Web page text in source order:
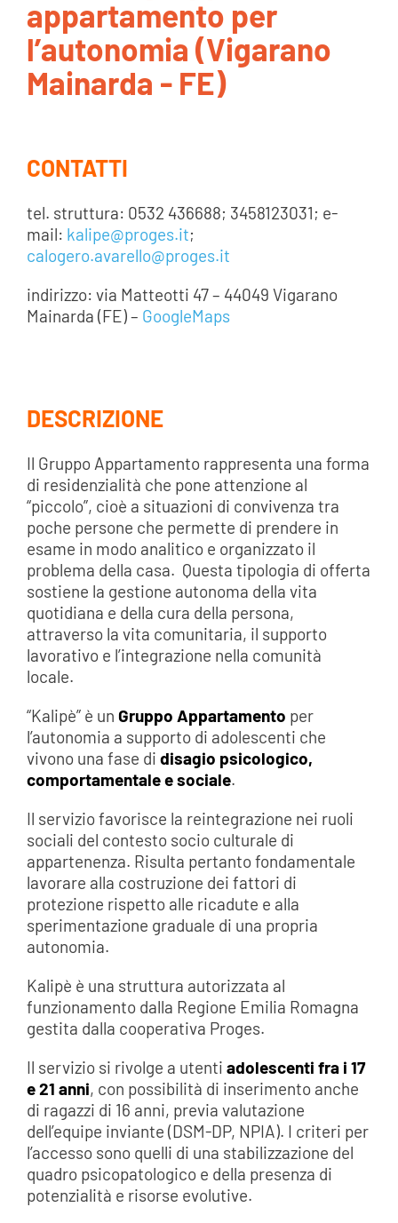
AREA SOCI
AREA RISERVATA
LAVORA CON NOI
appartamento per
l’autonomia (Vigarano
Mainarda - FE)
CONTATTI
tel. struttura: 0532 436688; 3458123031; e-
mail: kalipe@proges.it;
calogero.avarello@proges.it
indirizzo: via Matteotti 47 – 44049 Vigarano
Mainarda (FE) – GoogleMaps
DESCRIZIONE
Il Gruppo Appartamento rappresenta una forma
di residenzialità che pone attenzione al
“piccolo”, cioè a situazioni di convivenza tra
poche persone che permette di prendere in
esame in modo analitico e organizzato il
problema della casa. Questa tipologia di offerta
sostiene la gestione autonoma della vita
quotidiana e della cura della persona,
attraverso la vita comunitaria, il supporto
lavorativo e l’integrazione nella comunità
locale.
“Kalipè” è un Gruppo Appartamento per
l’autonomia a supporto di adolescenti che
vivono una fase di disagio psicologico,
comportamentale e sociale.
Il servizio favorisce la reintegrazione nei ruoli
sociali del contesto socio culturale di
appartenenza. Risulta pertanto fondamentale
lavorare alla costruzione dei fattori di
protezione rispetto alle ricadute e alla
sperimentazione graduale di una propria
autonomia.
Kalipè è una struttura autorizzata al
funzionamento dalla Regione Emilia Romagna
gestita dalla cooperativa Proges.
Il servizio si rivolge a utenti adolescenti fra i 17
e 21 anni, con possibilità di inserimento anche
di ragazzi di 16 anni, previa valutazione
dell’equipe inviante (DSM-DP, NPIA). I criteri per
l’accesso sono quelli di una stabilizzazione del
quadro psicopatologico e della presenza di
potenzialità e risorse evolutive.